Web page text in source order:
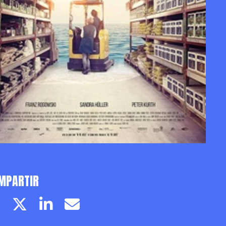
Facebook pageTwitter page
LinkedinEmail